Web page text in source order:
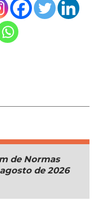
de Normas
de 2026